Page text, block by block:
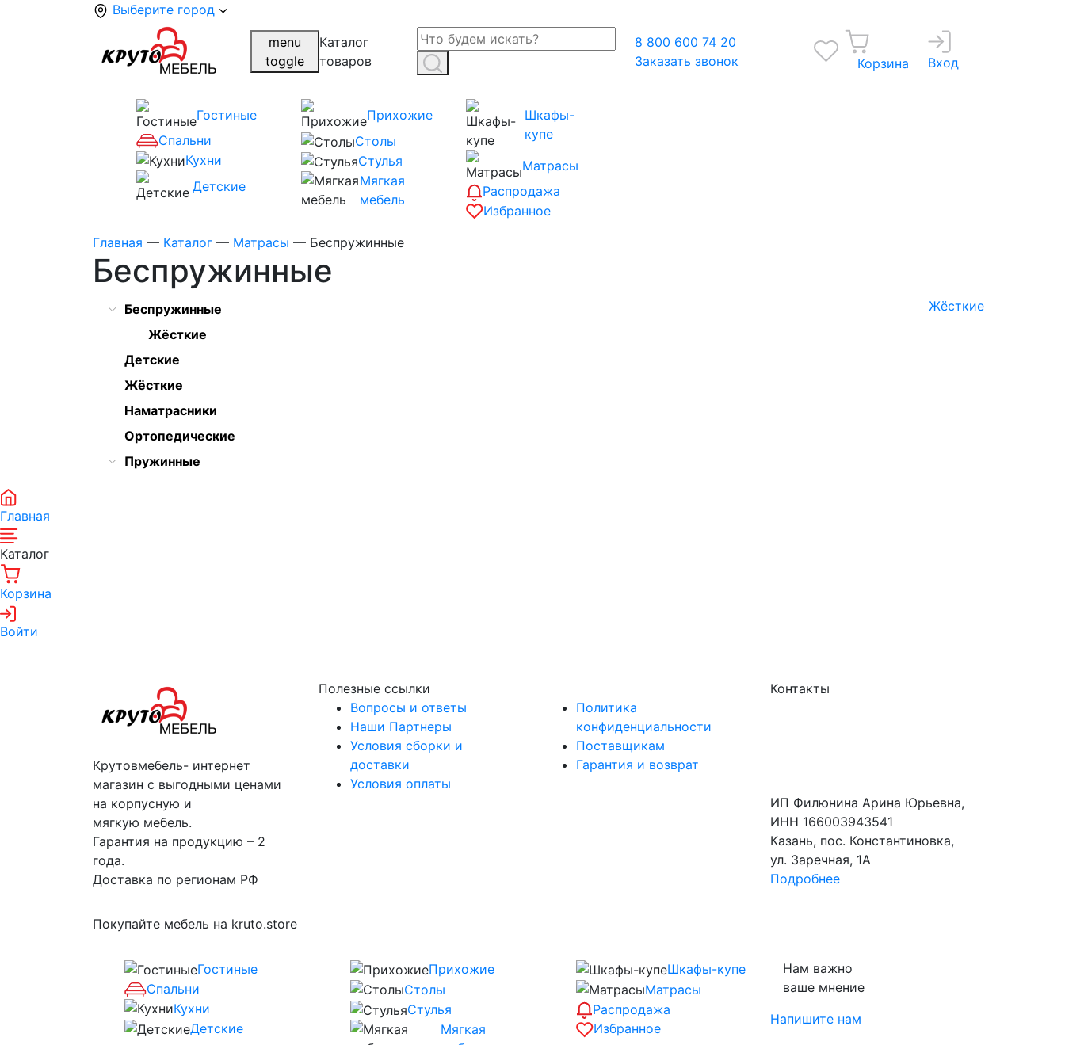
Выберите город
menu
toggle
Каталог
товаров
8 800 600 74 20
Заказать звонок
Корзина Вход
Гостиные
Спальни
Кухни
Детские
Прихожие
Столы
Стулья
Мягкая
мебель
Шкафы-
купе
Матрасы
Распродажа
Избранное
Главная — Каталог — Матрасы — Беспружинные
Беспружинные
Беспружинные
Жёсткие
Детские
Жёсткие
Наматрасники
Ортопедические
Пружинные
Жёсткие
Главная
Каталог
Корзина
Войти
Крутовмебель- интернет
магазин с выгодными ценами
на корпусную и
мягкую мебель.
Гарантия на продукцию – 2
года.
Доставка по регионам РФ
Полезные ссылки
Вопросы и ответы
Наши Партнеры
Условия сборки и
доставки
Условия оплаты
Политика
конфиденциальности
Поставщикам
Гарантия и возврат
Контакты
ИП Филюнина Арина Юрьевна,
ИНН 166003943541
Казань, пос. Константиновка,
ул. Заречная, 1А
Подробнее
Покупайте мебель на kruto.store
Гостиные
Спальни
Кухни
Детские
Прихожие
Столы
Стулья
Мягкая
Шкафы-купе
Матрасы
Распродажа
Избранное
Нам важно
ваше мнение
Напишите нам